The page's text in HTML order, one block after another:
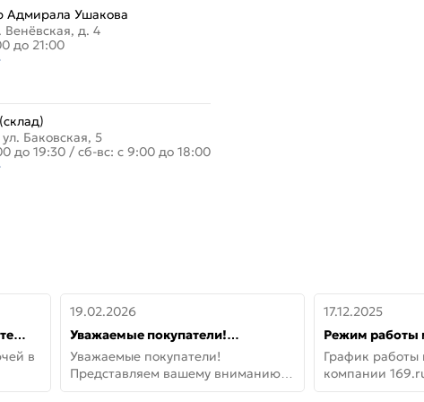
Адмирала Ушакова
Венёвская, д. 4
до 21:00
Баковская, 5
до 19:30 / сб-вс: с 9:00 до 18:00
в
19.02.2026
Уважаемые покупатели!
Представляем вашему вниманию
новинки от Armadillo!
Уважаемые покупатели!
Представляем вашему вниманию
новинки от Armadillo! Новая
17.12.2025
Режим работы
праздничные
11 января
График
компании
Заказы,